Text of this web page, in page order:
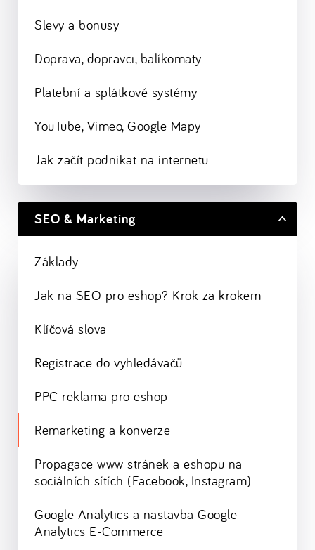
Slevy a bonusy
Doprava, dopravci, balíkomaty
Platební a splátkové systémy
YouTube, Vimeo, Google Mapy
Jak začít podnikat na internetu
SEO & Marketing
Základy
Jak na SEO pro eshop? Krok za krokem
Klíčová slova
Registrace do vyhledávačů
PPC reklama pro eshop
Remarketing a konverze
Propagace www stránek a eshopu na
sociálních sítích (Facebook, Instagram)
Google Analytics a nastavba Google
Analytics E-Commerce